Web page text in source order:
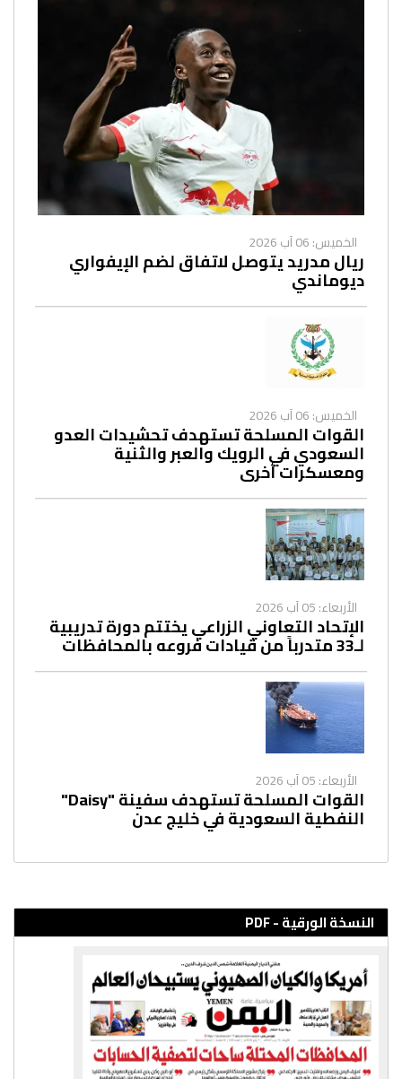
الخميس: 06 آب 2026
ريال مدريد يتوصل لاتفاق لضم الإيفواري
ديوماندي
الخميس: 06 آب 2026
القوات المسلحة تستهدف تحشيدات العدو
السعودي في الرويك والعبر والثنية
ومعسكرات أخرى
الأربعاء: 05 آب 2026
الإتحاد التعاوني الزراعي يختتم دورة تدريبية
لـ33 متدرباً من قيادات فروعه بالمحافظات
الأربعاء: 05 آب 2026
القوات المسلحة تستهدف سفينة "Daisy"
النفطية السعودية في خليج عدن
النسخة الورقية - PDF